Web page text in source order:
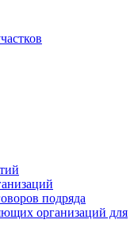
подряда
организаций для